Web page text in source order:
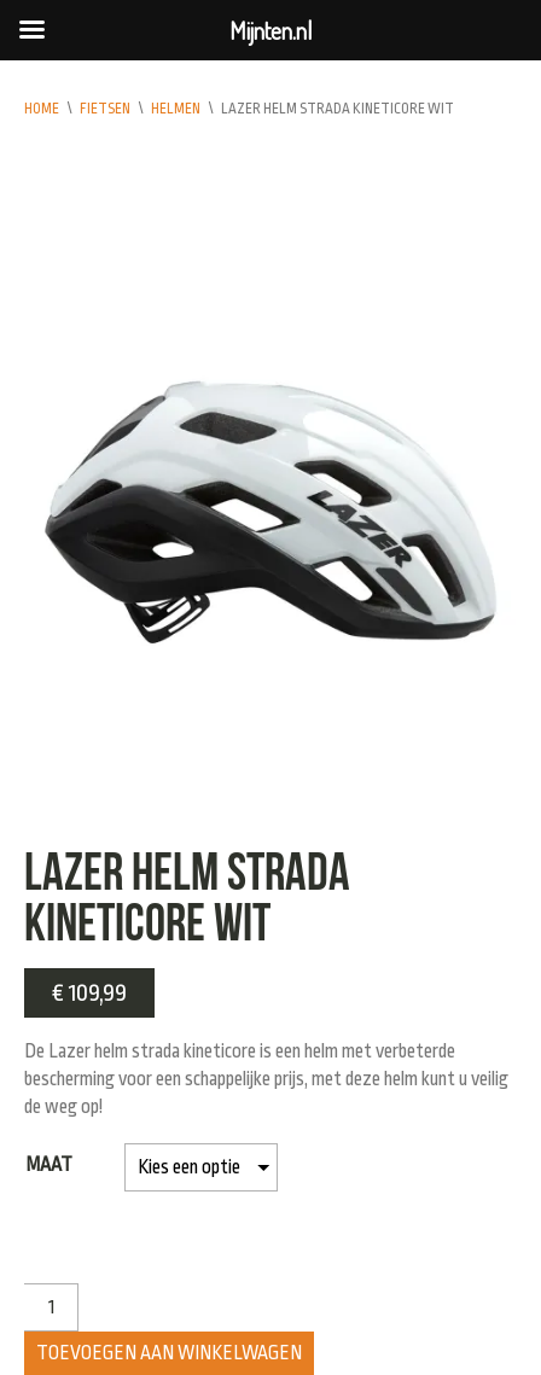
HOME \ FIETSEN \ HELMEN \ LAZER HELM STRADA KINETICORE WIT
Lazer helm strada
kineticore wit
€ 109,99
De Lazer helm strada kineticore is een helm met verbeterde
bescherming voor een schappelijke prijs, met deze helm kunt u veilig
de weg op!
MAAT
TOEVOEGEN AAN WINKELWAGEN
Mijnten.nl